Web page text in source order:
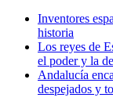
Inventores
historia
Los reyes de
el poder y la
Andalucía
despejados y